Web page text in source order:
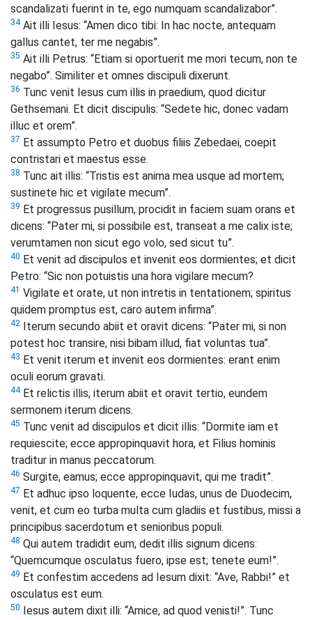
scandalizati fuerint in te, ego numquam scandalizabor”.
34Ait illi Iesus: “Amen dico tibi: In hac nocte, antequam
gallus cantet, ter me negabis”.
35 Ait illi Petrus: “Etiam si oportuerit me mori tecum, non te
negabo”. Similiter et omnes discipuli dixerunt.
36 Tunc venit Iesus cum illis in praedium, quod dicitur
Gethsemani. Et dicit discipulis: “Sedete hic, donec vadam
illuc et orem”.
37 Et assumpto Petro et duobus filiis Zebedaei, coepit
contristari et maestus esse.
38 Tunc ait illis: “Tristis est anima mea usque ad mortem;
sustinete hic et vigilate mecum”.
39 Et progressus pusillum, procidit in faciem suam orans et
dicens: “Pater mi, si possibile est, transeat a me calix iste;
verumtamen non sicut ego volo, sed sicut tu”.
40 Et venit ad discipulos et invenit eos dormientes; et dicit
Petro: “Sic non potuistis una hora vigilare mecum?
41 Vigilate et orate, ut non intretis in tentationem; spiritus
quidem promptus est, caro autem infirma”.
42
Iterum secundo abiit et oravit dicens: “Pater mi, si non
potest hoc transire, nisi bibam illud, fiat voluntas tua”.
43 Et venit iterum et invenit eos dormientes: erant enim
oculi eorum gravati.
44Et relictis illis, iterum abiit et oravit tertio, eundem
sermonem iterum dicens.
45 Tunc venit ad discipulos et dicit illis: “Dormite iam et
requiescite; ecce appropinquavit hora, et Filius hominis
traditur in manus peccatorum.
46 Surgite, eamus; ecce appropinquavit, qui me tradit”.
47 Et adhuc ipso loquente, ecce Iudas, unus de Duodecim,
venit, et cum eo turba multa cum gladiis et fustibus, missi a
principibus sacerdotum et senioribus populi.
48 Qui autem tradidit eum, dedit illis signum dicens:
“Quemcumque osculatus fuero, ipse est; tenete eum!”.
49 Et confestim accedens ad Iesum dixit: “Ave, Rabbi!” et
osculatus est eum.
50 Iesus autem dixit illi: “Amice, ad quod venisti!”. Tunc